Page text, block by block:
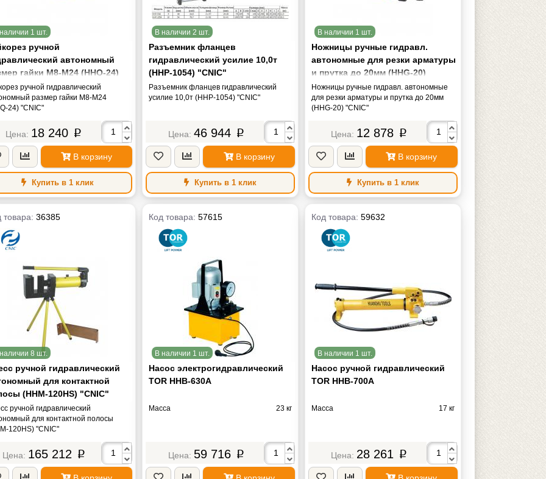
1 шт.
ручной
автономный
гайки М8-М24 (HHQ-24)
ручной гидравлический
размер гайки М8-М24
24) "CNIC"
18 240 p
В корзину
Купить в 1 клик
В наличии 2 шт.
Разъемник фланцев
гидравлический усилие 10,0т
(HHP-1054) "CNIC"
Разъемник фланцев гидравлический
усилие 10,0т (HHP-1054) "CNIC"
46 944 p
В корзину
Купить в 1 клик
В наличии 1 шт.
Ножницы ручные гидравл.
автономные для резки арматуры
и прутка до 20мм (HHG-20)
"CNIC"
Ножницы ручные гидравл. автономные
для резки арматуры и прутка до 20мм
(HHG-20) "CNIC"
12 878 p
В корзину
Купить в 1 клик
товара: 36385
8 шт.
ручной гидравлический
для контактной
(HHM-120HS) "CNIC"
ручной гидравлический
для контактной полосы
120HS) "CNIC"
165 212 p
Код товара:57615
В наличии 1 шт.
Насос электрогидравлический
TOR HHB-630A
Масса 23 кг
59 716 p
Код товара:59632
В наличии 1 шт.
Насос ручной гидравлический
TOR HHB-700A
Масса 17 кг
28 261 p